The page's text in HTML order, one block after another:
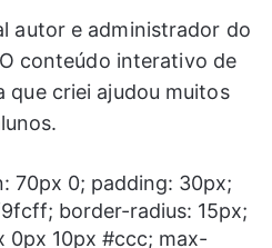
autor e administrador do
conteúdo interativo de
que criei ajudou muitos
70px 0; padding: 30px;
border-radius: 15px;
0px 10px #ccc; max-